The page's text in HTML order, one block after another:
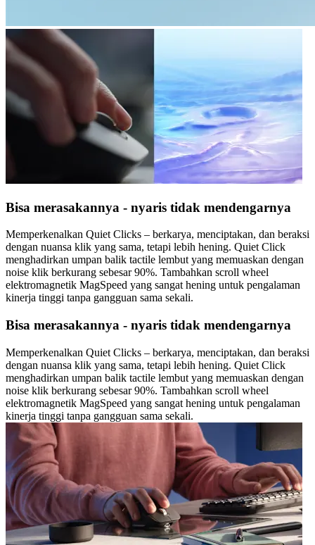
Bisa merasakannya - nyaris tidak mendengarnya
Memperkenalkan Quiet Clicks – berkarya, menciptakan, dan beraksi
dengan nuansa klik yang sama, tetapi lebih hening. Quiet Click
menghadirkan umpan balik tactile lembut yang memuaskan dengan
noise klik berkurang sebesar 90%. Tambahkan scroll wheel
elektromagnetik MagSpeed yang sangat hening untuk pengalaman
kinerja tinggi tanpa gangguan sama sekali.
Bisa merasakannya - nyaris tidak mendengarnya
Memperkenalkan Quiet Clicks – berkarya, menciptakan, dan beraksi
dengan nuansa klik yang sama, tetapi lebih hening. Quiet Click
menghadirkan umpan balik tactile lembut yang memuaskan dengan
noise klik berkurang sebesar 90%. Tambahkan scroll wheel
elektromagnetik MagSpeed yang sangat hening untuk pengalaman
kinerja tinggi tanpa gangguan sama sekali.